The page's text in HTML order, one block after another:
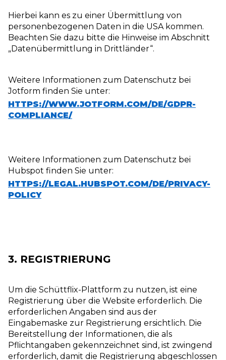
Hierbei kann es zu einer Übermittlung von
personenbezogenen Daten in die USA kommen.
Beachten Sie dazu bitte die Hinweise im Abschnitt
„Datenübermittlung in Drittländer“.
Weitere Informationen zum Datenschutz bei
Jotform finden Sie unter:
HTTPS://WWW.JOTFORM.COM/DE/GDPR-
COMPLIANCE/
Weitere Informationen zum Datenschutz bei
Hubspot finden Sie unter:
HTTPS://LEGAL.HUBSPOT.COM/DE/PRIVACY-
POLICY
3. REGISTRIERUNG
Um die Schüttflix-Plattform zu nutzen, ist eine
Registrierung über die Website erforderlich. Die
erforderlichen Angaben sind aus der
Eingabemaske zur Registrierung ersichtlich. Die
Bereitstellung der Informationen, die als
Pflichtangaben gekennzeichnet sind, ist zwingend
erforderlich, damit die Registrierung abgeschlossen